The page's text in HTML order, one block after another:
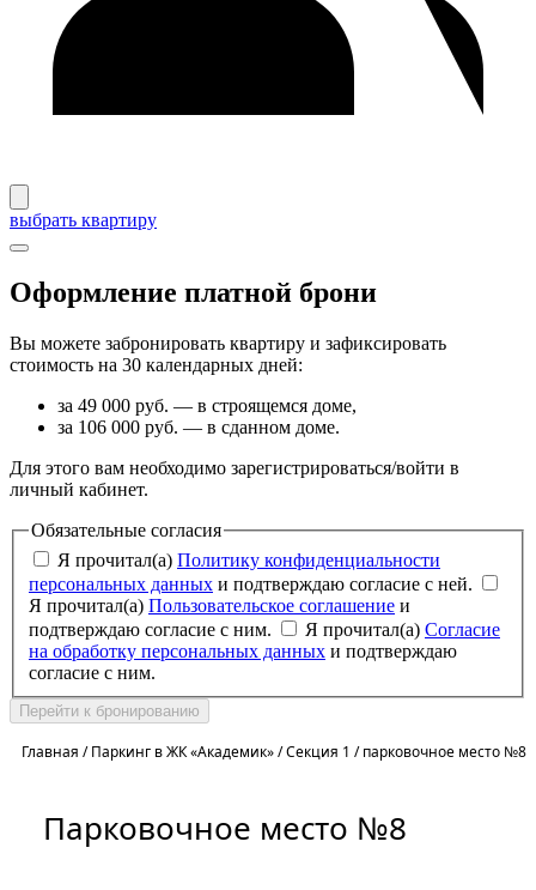
выбрать квартиру
Оформление платной брони
Вы можете забронировать квартиру и зафиксировать
стоимость на 30 календарных дней:
за 49 000 руб. — в строящемся доме,
за 106 000 руб. — в сданном доме.
Для этого вам необходимо зарегистрироваться/войти в
личный кабинет.
Обязательные согласия
Я прочитал(а) Политику конфиденциальности
персональных данных и подтверждаю согласие с ней.
Я прочитал(а) Пользовательское соглашение
подтверждаю согласие с ним.
Я прочитал(а) Согласие
на обработку персональных данных
согласие с ним.
Перейти к бронированию
Главная /Паркинг в ЖК «Академик»/Секция 1 /парковочное место №8
Парковочное место №8